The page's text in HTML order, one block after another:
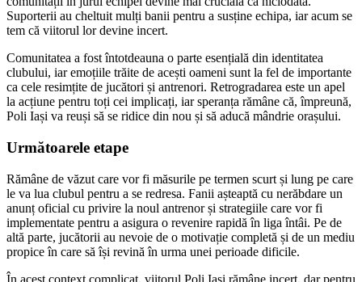
Suporterii au cheltuit mulți banii pentru a susține echipa, iar acum se
tem că viitorul lor devine incert.
Comunitatea a fost întotdeauna o parte esențială din identitatea
clubului, iar emoțiile trăite de acești oameni sunt la fel de importante
ca cele resimțite de jucători și antrenori. Retrogradarea este un apel
la acțiune pentru toți cei implicați, iar speranța rămâne că, împreună,
Poli Iași va reuși să se ridice din nou și să aducă mândrie orașului.
Următoarele etape
Rămâne de văzut care vor fi măsurile pe termen scurt și lung pe care
le va lua clubul pentru a se redresa. Fanii așteaptă cu nerăbdare un
anunț oficial cu privire la noul antrenor și strategiile care vor fi
implementate pentru a asigura o revenire rapidă în liga întâi. Pe de
altă parte, jucătorii au nevoie de o motivație completă și de un mediu
propice în care să își revină în urma unei perioade dificile.
În acest context complicat, viitorul Poli Iași rămâne incert, dar pentru